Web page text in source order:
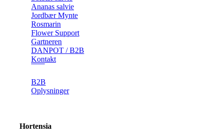
Ananas salvie
Jordbær Mynte
Rosmarin
Flower Support
Gartneren
DANPOT / B2B
Kontakt
B2B
Oplysninger
Hortensia